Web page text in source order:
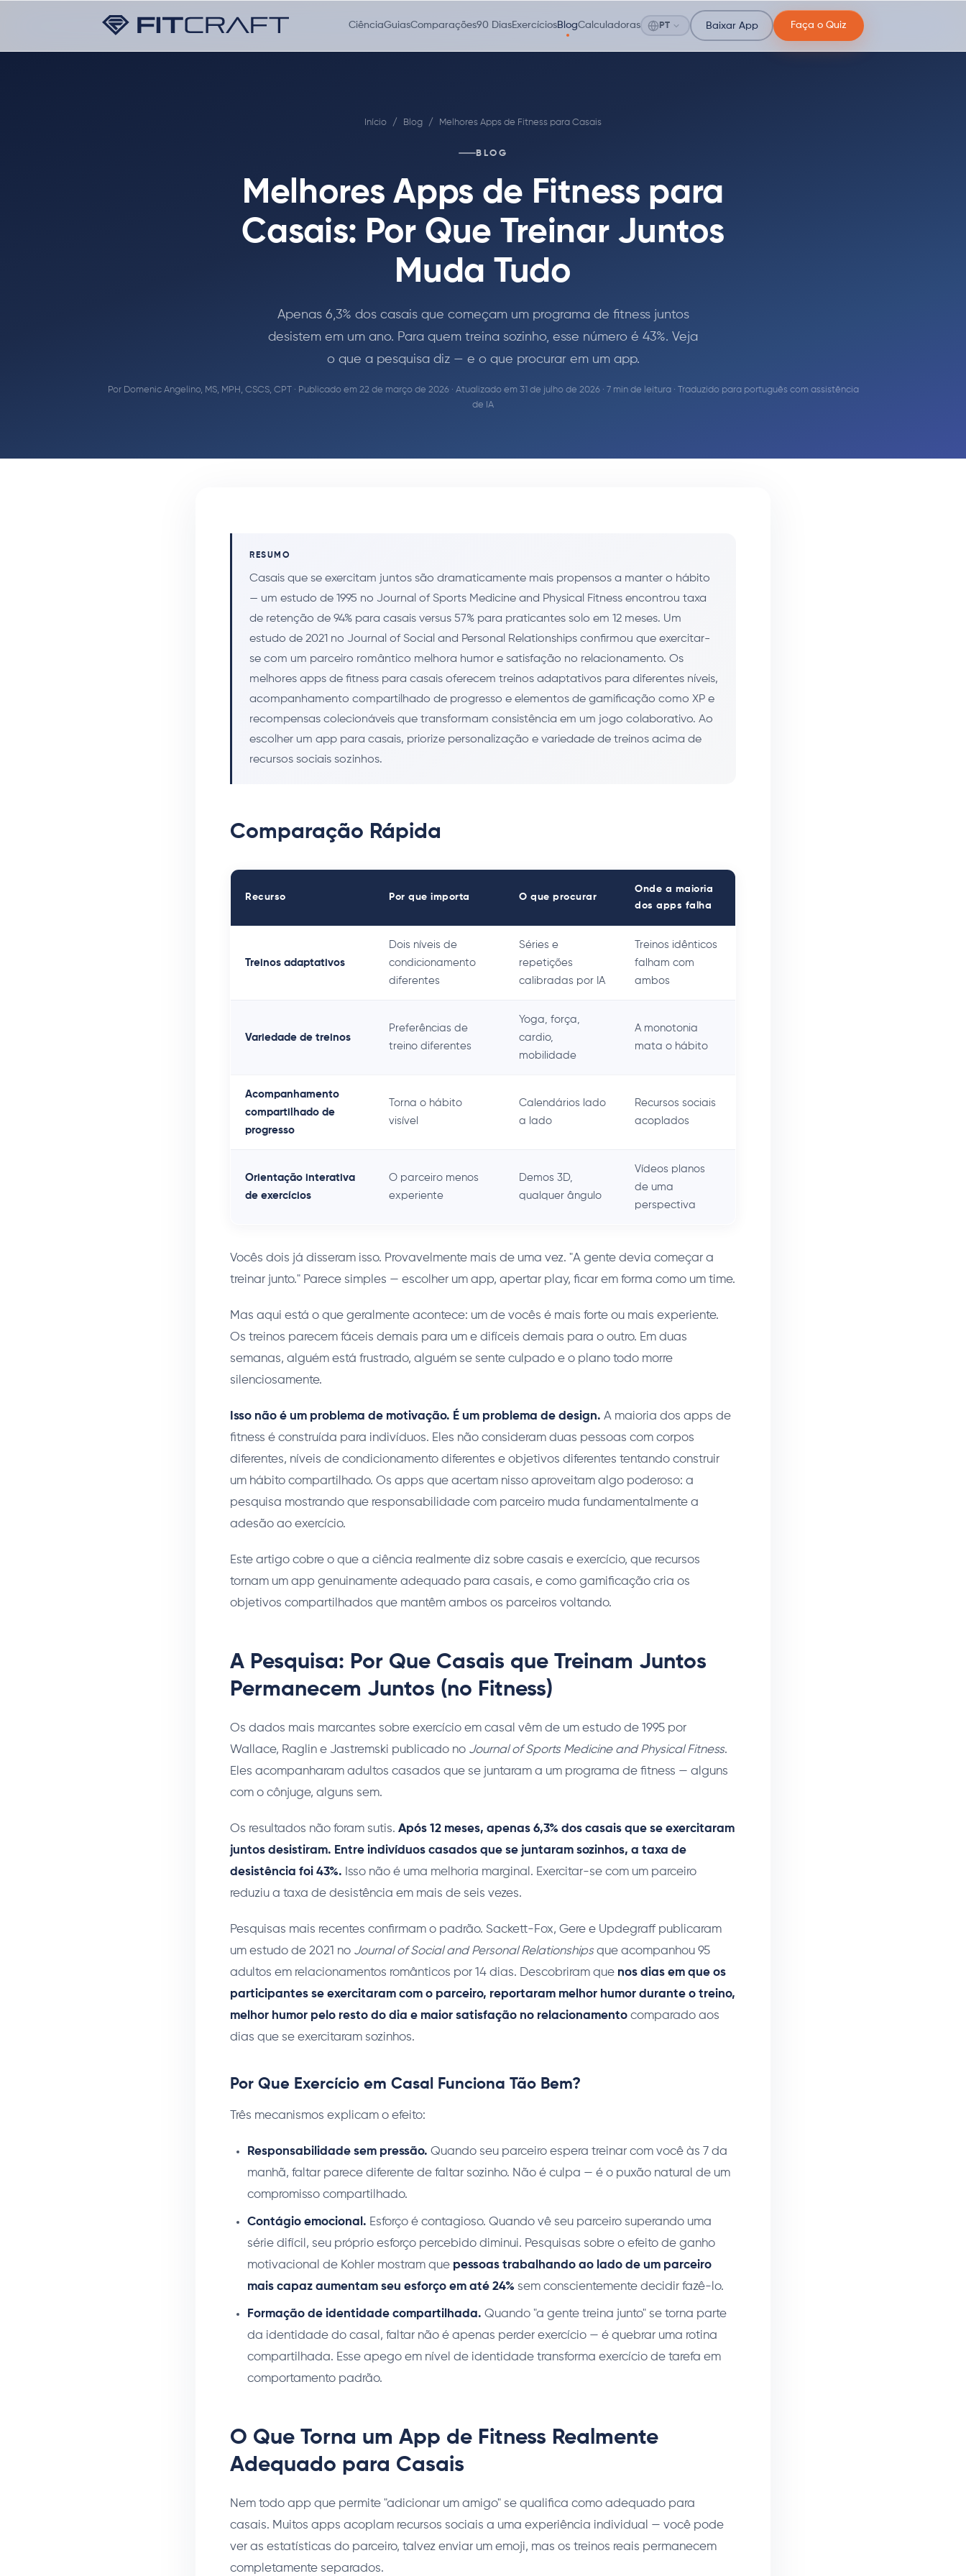
CiênciaGuiasComparações90 DiasExercíciosBlogCalculadoras PT Baixar App Faça o Quiz
Início / Blog / Melhores Apps de Fitness para Casais
BLOG
Melhores Apps de Fitness para
Casais: Por Que Treinar Juntos
Muda Tudo
Apenas 6,3% dos casais que começam um programa de fitness juntos
desistem em um ano. Para quem treina sozinho, esse número é 43%. Veja
o que a pesquisa diz — e o que procurar em um app.
Por Domenic Angelino, MS, MPH, CSCS, CPT· Publicado em 22 de março de 2026 · Atualizado em 31 de julho de 2026 · 7 min de leitura · Traduzido para português com assistência
de IA
RESUMO
Casais que se exercitam juntos são dramaticamente mais propensos a manter o hábito
— um estudo de 1995 no Journal of Sports Medicine and Physical Fitness encontrou taxa
de retenção de 94% para casais versus 57% para praticantes solo em 12 meses. Um
estudo de 2021 no Journal of Social and Personal Relationships confirmou que exercitar-
se com um parceiro romântico melhora humor e satisfação no relacionamento. Os
melhores apps de fitness para casais oferecem treinos adaptativos para diferentes níveis,
acompanhamento compartilhado de progresso e elementos de gamificação como XP e
recompensas colecionáveis que transformam consistência em um jogo colaborativo. Ao
escolher um app para casais, priorize personalização e variedade de treinos acima de
recursos sociais sozinhos.
Comparação Rápida
Recurso Por que importa O que procurar
Onde a maioria
dos apps falha
Treinos adaptativos
Dois níveis de
condicionamento
diferentes
Séries e
repetições
calibradas por IA
Treinos idênticos
falham com
ambos
Variedade de treinos
Preferências de
treino diferentes
Yoga, força,
cardio,
mobilidade
A monotonia
mata o hábito
Acompanhamento
compartilhado de
progresso
Torna o hábito
visível
Calendários lado
a lado
Recursos sociais
acoplados
Orientação interativa
de exercícios
O parceiro menos
experiente
Demos 3D,
qualquer ângulo
Vídeos planos
de uma
perspectiva
Vocês dois já disseram isso. Provavelmente mais de uma vez. "A gente devia começar a
treinar junto." Parece simples — escolher um app, apertar play, ficar em forma como um time.
Mas aqui está o que geralmente acontece: um de vocês é mais forte ou mais experiente.
Os treinos parecem fáceis demais para um e difíceis demais para o outro. Em duas
semanas, alguém está frustrado, alguém se sente culpado e o plano todo morre
silenciosamente.
Isso não é um problema de motivação. É um problema de design. A maioria dos apps de
fitness é construída para indivíduos. Eles não consideram duas pessoas com corpos
diferentes, níveis de condicionamento diferentes e objetivos diferentes tentando construir
um hábito compartilhado. Os apps que acertam nisso aproveitam algo poderoso: a
pesquisa mostrando que responsabilidade com parceiro muda fundamentalmente a
adesão ao exercício.
Este artigo cobre o que a ciência realmente diz sobre casais e exercício, que recursos
tornam um app genuinamente adequado para casais, e como gamificação cria os
objetivos compartilhados que mantêm ambos os parceiros voltando.
A Pesquisa: Por Que Casais que Treinam Juntos
Permanecem Juntos (no Fitness)
Os dados mais marcantes sobre exercício em casal vêm de um estudo de 1995 por
Wallace, Raglin e Jastremski publicado no Journal of Sports Medicine and Physical Fitness.
Eles acompanharam adultos casados que se juntaram a um programa de fitness — alguns
com o cônjuge, alguns sem.
Os resultados não foram sutis. Após 12 meses, apenas 6,3% dos casais que se exercitaram
juntos desistiram. Entre indivíduos casados que se juntaram sozinhos, a taxa de
desistência foi 43%. Isso não é uma melhoria marginal. Exercitar-se com um parceiro
reduziu a taxa de desistência em mais de seis vezes.
Pesquisas mais recentes confirmam o padrão. Sackett-Fox, Gere e Updegraff publicaram
um estudo de 2021 no Journal of Social and Personal Relationshipsque acompanhou 95
adultos em relacionamentos românticos por 14 dias. Descobriram que nos dias em que os
participantes se exercitaram com o parceiro, reportaram melhor humor durante o treino,
melhor humor pelo resto do dia e maior satisfação no relacionamento comparado aos
dias que se exercitaram sozinhos.
Por Que Exercício em Casal Funciona Tão Bem?
Três mecanismos explicam o efeito:
Responsabilidade sem pressão. Quando seu parceiro espera treinar com você às 7 da
manhã, faltar parece diferente de faltar sozinho. Não é culpa — é o puxão natural de um
compromisso compartilhado.
Contágio emocional. Esforço é contagioso. Quando vê seu parceiro superando uma
série difícil, seu próprio esforço percebido diminui. Pesquisas sobre o efeito de ganho
motivacional de Kohler mostram que pessoas trabalhando ao lado de um parceiro
mais capaz aumentam seu esforço em até 24% sem conscientemente decidir fazê-lo.
Formação de identidade compartilhada. Quando "a gente treina junto" se torna parte
da identidade do casal, faltar não é apenas perder exercício — é quebrar uma rotina
compartilhada. Esse apego em nível de identidade transforma exercício de tarefa em
comportamento padrão.
O Que Torna um App de Fitness Realmente
Adequado para Casais
Nem todo app que permite "adicionar um amigo" se qualifica como adequado para
casais. Muitos apps acoplam recursos sociais a uma experiência individual — você pode
ver as estatísticas do parceiro, talvez enviar um emoji, mas os treinos reais permanecem
completamente separados.